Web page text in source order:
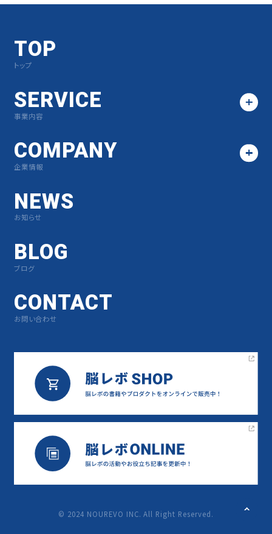
TOP
トップ
SERVICE
事業内容
COMPANY
企業情報
NEWS
お知らせ
BLOG
ブログ
CONTACT
お問い合わせ
©︎ 2024 NOUREVO INC. All Right Reserved.